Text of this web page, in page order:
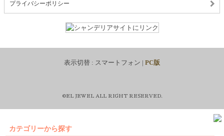
プライバシーポリシー
表示切替 : スマートフォン | PC版
©EL JEWEL ALL RIGHT RESERVED.
カテゴリーから探す